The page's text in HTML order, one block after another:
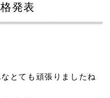
発表
とても頑張りましたね